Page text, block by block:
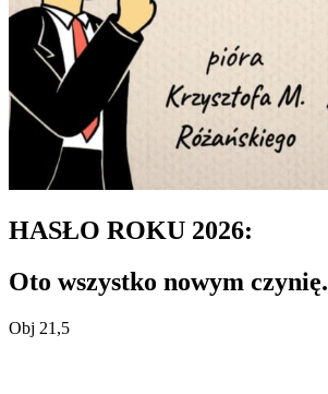
HASŁO ROKU 2026:
Oto wszystko nowym czynię.
Obj 21,5